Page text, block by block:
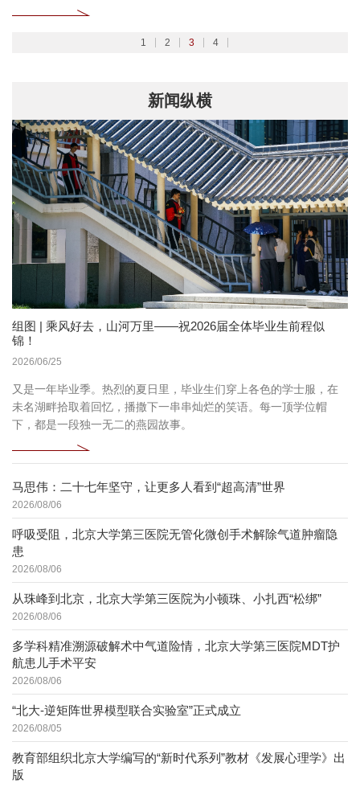
1 2 3 4
新闻纵横
组图 | 乘风好去，山河万里——祝2026届全体毕业生前程似
锦！
2026/06/25
又是一年毕业季。热烈的夏日里，毕业生们穿上各色的学士服，在
未名湖畔拾取着回忆，播撒下一串串灿烂的笑语。每一顶学位帽
下，都是一段独一无二的燕园故事。
马思伟：二十七年坚守，让更多人看到“超高清”世界
2026/08/06
呼吸受阻，北京大学第三医院无管化微创手术解除气道肿瘤隐
患
2026/08/06
从珠峰到北京，北京大学第三医院为小顿珠、小扎西“松绑”
2026/08/06
多学科精准溯源破解术中气道险情，北京大学第三医院MDT护
航患儿手术平安
2026/08/06
“北大-逆矩阵世界模型联合实验室”正式成立
2026/08/05
教育部组织北京大学编写的“新时代系列”教材《发展心理学》出
版